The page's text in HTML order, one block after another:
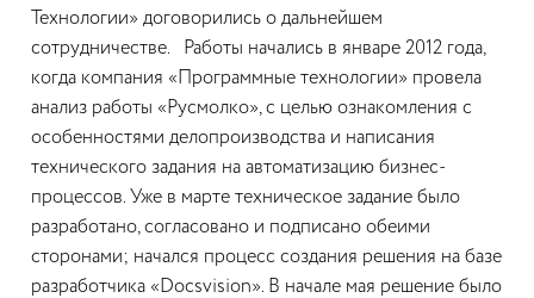
Технологии» договорились о дальнейшем
сотрудничестве. Работы начались в январе 2012 года,
когда компания «Программные технологии» провела
анализ работы «Русмолко», с целью ознакомления с
особенностями делопроизводства и написания
технического задания на автоматизацию бизнес-
процессов. Уже в марте техническое задание было
разработано, согласовано и подписано обеими
сторонами; начался процесс создания решения на базе
разработчика «Docsvision». В начале мая решение было